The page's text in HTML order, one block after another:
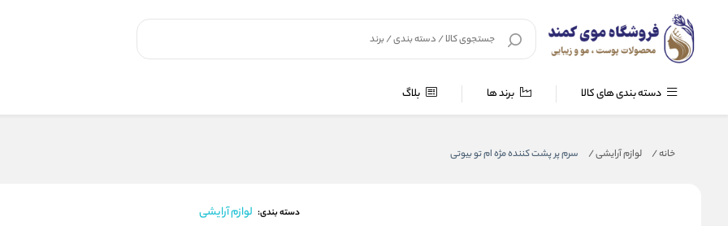
دسته بندی های کالا برند ها بلاگ
خانه/ لوازم آرایشی/ سرم پر پشت کننده مژه ام تو بیوتی
دسته بندی: لوازم آرایشی